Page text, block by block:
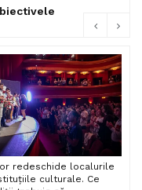
redeschide localurile
culturale. Ce